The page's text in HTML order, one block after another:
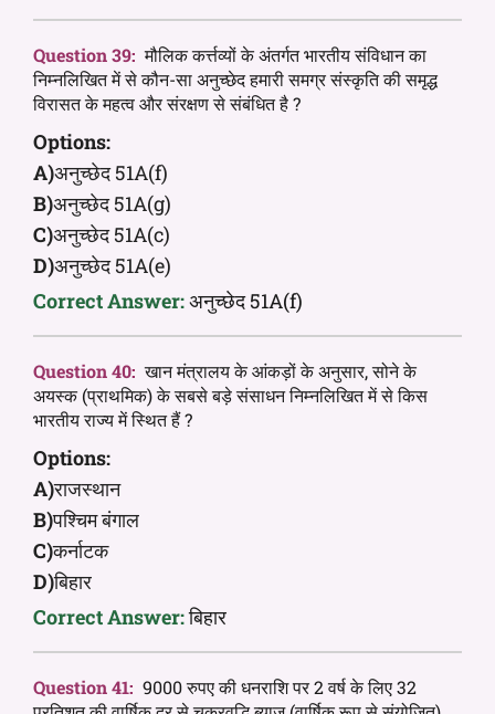
Question 39: मौलिक कर्त्तव्यों के अंतर्गत भारतीय संविधान का
निम्नलिखित में से कौन-सा अनुच्छेद हमारी समग्र संस्कृति की समृद्ध
विरासत के महत्व और संरक्षण से संबंधित है ?
Options:
A)अनुच्छेद 51A(f)
B)अनुच्छेद 51A(g)
C)अनुच्छेद 51A(c)
D)अनुच्छेद 51A(e)
Correct Answer:अनुच्छेद 51A(f)
Question 40: खान मंत्रालय के आंकड़ों के अनुसार, सोने के
अयस्क (प्राथमिक) के सबसे बड़े संसाधन निम्नलिखित में से किस
भारतीय राज्य में स्थित हैं ?
Options:
A)राजस्थान
B)पश्चिम बंगाल
C)कर्नाटक
D)बिहार
Correct Answer:बिहार
Question 41: 9000 रुपए की धनराशि पर 2 वर्ष के लिए 32